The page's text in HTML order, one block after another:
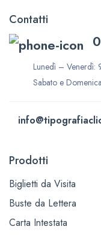
Contatti
Lunedì –
Sabato e
Prodotti
Biglietti da Visita
Buste da Lettera
Carta Intestata